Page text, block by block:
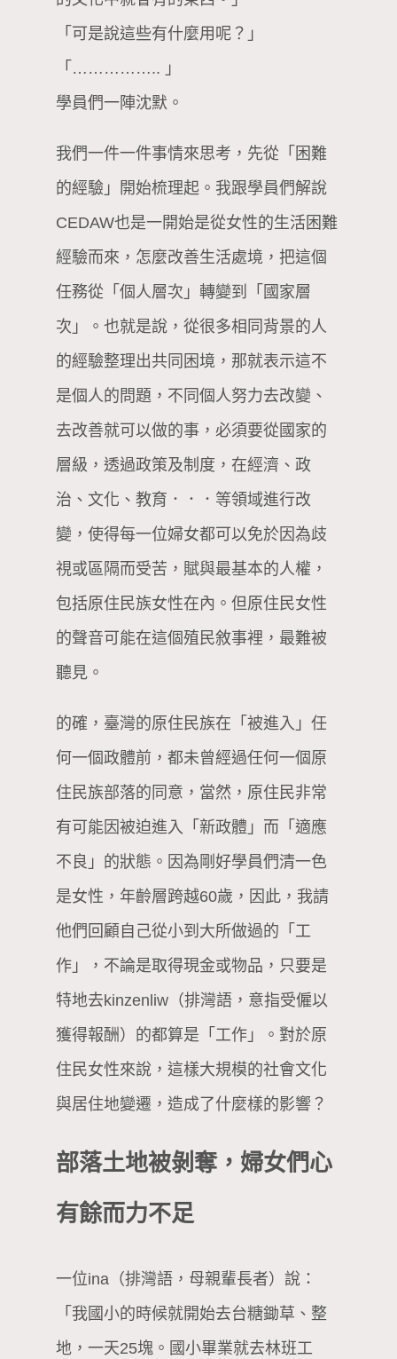
「可是說這些有什麼用呢？」
「…………….. 」
學員們一陣沈默。
我們一件一件事情來思考，先從「困難
的經驗」開始梳理起。我跟學員們解說
CEDAW也是一開始是從女性的生活困難
經驗而來，怎麼改善生活處境，把這個
任務從「個人層次」轉變到「國家層
次」。也就是說，從很多相同背景的人
的經驗整理出共同困境，那就表示這不
是個人的問題，不同個人努力去改變、
去改善就可以做的事，必須要從國家的
層級，透過政策及制度，在經濟、政
治、文化、教育．．．等領域進行改
變，使得每一位婦女都可以免於因為歧
視或區隔而受苦，賦與最基本的人權，
包括原住民族女性在內。但原住民女性
的聲音可能在這個殖民敘事裡，最難被
聽見。
的確，臺灣的原住民族在「被進入」任
何一個政體前，都未曾經過任何一個原
住民族部落的同意，當然，原住民非常
有可能因被迫進入「新政體」而「適應
不良」的狀態。因為剛好學員們清一色
是女性，年齡層跨越60歲，因此，我請
他們回顧自己從小到大所做過的「工
作」，不論是取得現金或物品，只要是
特地去kinzenliw（排灣語，意指受僱以
獲得報酬）的都算是「工作」。對於原
住民女性來說，這樣大規模的社會文化
與居住地變遷，造成了什麼樣的影響？
部落土地被剝奪，婦女們心
有餘而力不足
一位ina（排灣語，母親輩長者）說：
「我國小的時候就開始去台糖鋤草、整
地，一天25塊。國小畢業就去林班工